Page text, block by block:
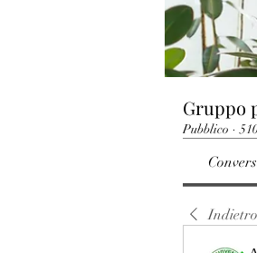
Gruppo
Pubblico ·
Indietro